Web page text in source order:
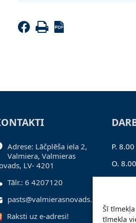
Šī
tīmekļa
Adrese: Lāčplēša iela 2,
Valmiera, Valmieras
LV- 4201
Tālr.: 6 4207120
pasts@valmierasnovads.lv
Raksti uz e-adresi!
P.
O.
T.
Pk.